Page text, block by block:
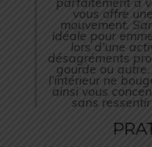
vous offre
mouvement.
idéale pour
lors d’une
désagréments
gourde ou
l’intérieur ne
ainsi vous
sans